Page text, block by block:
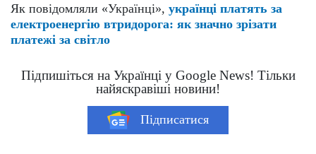
Як повідомляли «Українці», українці платять за
електроенергію втридорога: як значно зрізати
платежі за світло
Підпишіться на Українці у Google News! Тільки
найяскравіші новини!
Підписатися